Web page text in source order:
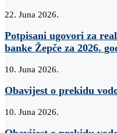
22. Juna 2026.
Potpisani ugovori za
banke Žepče za 2026.
10. Juna 2026.
Obavijest o prekidu
10. Juna 2026.